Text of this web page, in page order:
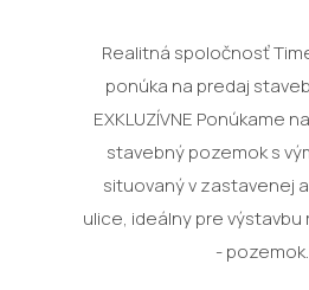
Realitná spoločnosť
ponúka na predaj
EXKLUZÍVNE Ponúkame
stavebný pozemok s
situovaný v zastavenej
ulice, ideálny pre
-